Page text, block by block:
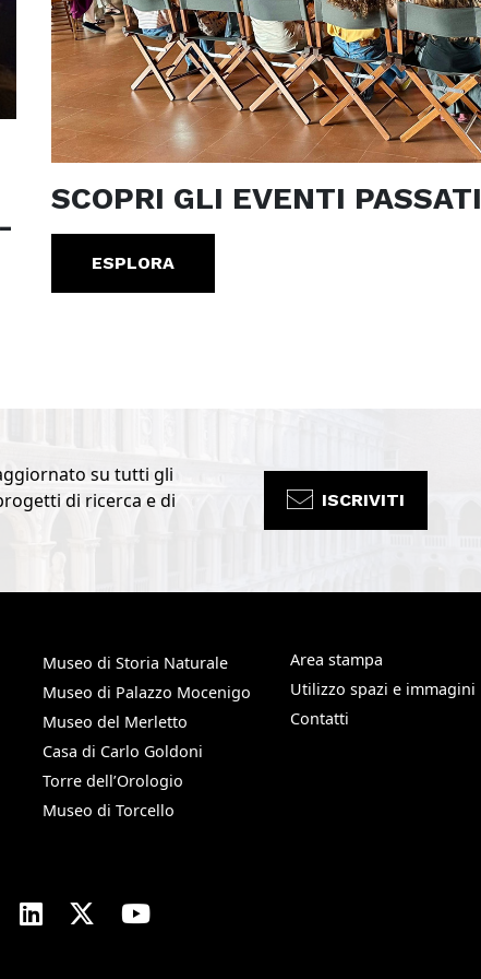
SCOPRI GLI EVENTI PASSATI
ESPLORA
su tutti gli
di ricerca e di
ISCRIVITI
Museo di Storia Naturale
Museo di Palazzo Mocenigo
Museo del Merletto
Casa di Carlo Goldoni
Torre dell’Orologio
Museo di Torcello
Area stampa
Utilizzo spazi e immagini
Contatti